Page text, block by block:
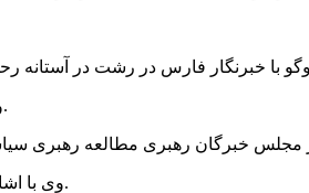
وی با بیان اینکه قرآن کریم پیامبر را به عنوان الگو معرفی می‌کند، افزود: این الگو در تمام زمینه‌ها و به صورت جامع است.
وی با اشاره به اینکه توطئه‌هایی که در زمان پیامبر (ص) اتفاق افتاد برای ما درس عبرتی است، افزود: نباید از این درس غافل شویم.